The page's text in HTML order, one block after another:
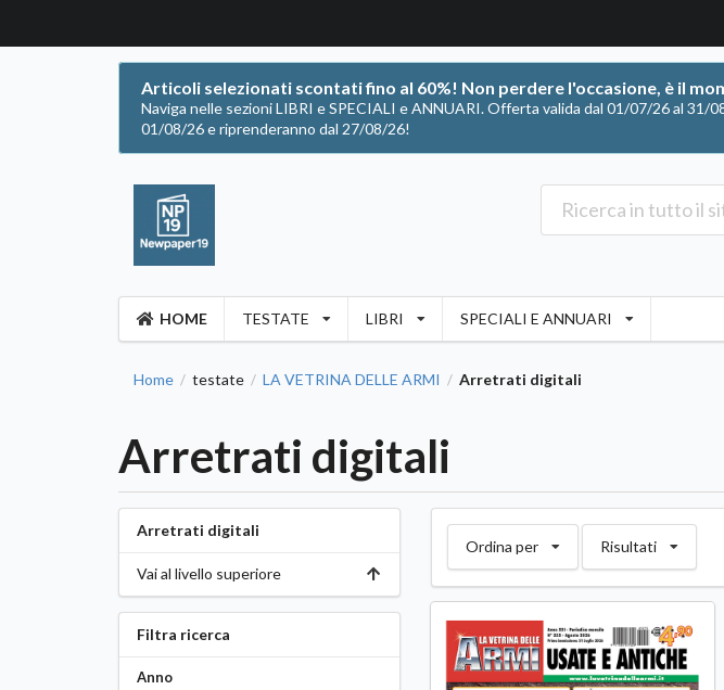
Articoli selezionati scontati fino al 60%! Non perdere l'occasione, è il
Naviga nelle sezioni LIBRI e SPECIALI e ANNUARI. Offerta valida dal 01/07/26 al
01/08/26 e riprenderanno dal 27/08/26!
HOME TESTATE LIBRI SPECIALI E ANNUARI
Home / testate / LA VETRINA DELLE ARMI / Arretrati digitali
Arretrati digitali
Arretrati digitali
Vai al livello superiore
Filtra ricerca
Anno
Ordina per Risultati